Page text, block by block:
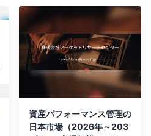
資産パフォーマンス管理の
日本市場（2026年～203